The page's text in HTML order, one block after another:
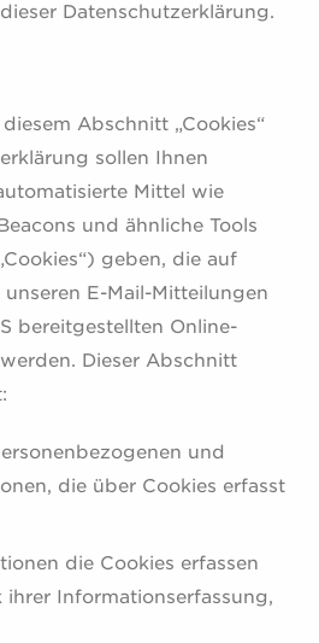
dieser Datenschutzerklärung.
Abschnitt „Cookies“
sollen Ihnen
Mittel wie
und ähnliche Tools
geben, die auf
E-Mail-Mitteilungen
bereitgestellten Online-
Dieser Abschnitt
und
die über Cookies erfasst
die Cookies erfassen
Informationserfassung,